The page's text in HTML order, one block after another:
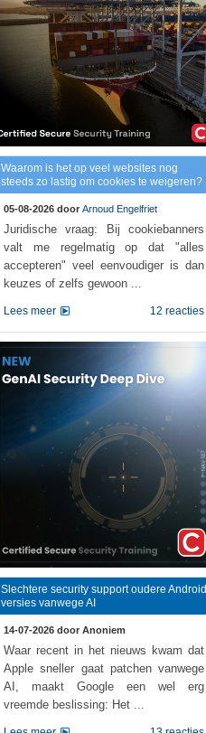
Waarom is het op veel websites nog
steeds zo lastig om cookies te weigeren?
05-08-2026 door Arnoud Engelfriet
Juridische vraag: Bij cookiebanners
valt me regelmatig op dat "alles
accepteren" veel eenvoudiger is dan
keuzes of zelfs gewoon ...
12 reacties
Lees meer
Slechtere security support oudere Android
versies vanwege AI
14-07-2026 door Anoniem
Waar recent in het nieuws kwam dat
Apple sneller gaat patchen vanwege
AI, maakt Google een wel erg
vreemde beslissing: Het ...